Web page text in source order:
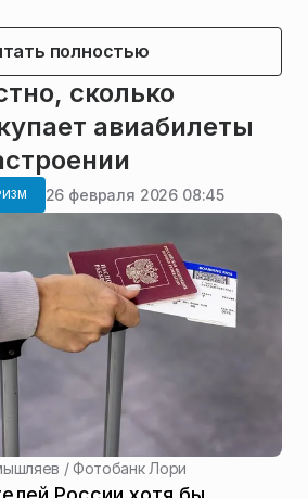
полностью
сколько
авиабилеты
26 февраля 2026 08:45
/ Фотобанк Лори